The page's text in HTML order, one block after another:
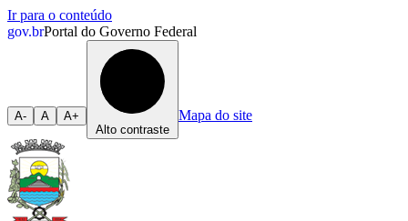
Ir para o conteúdo
gov.brPortal do Governo Federal
A- A
A+
Alto contraste
Mapa do site